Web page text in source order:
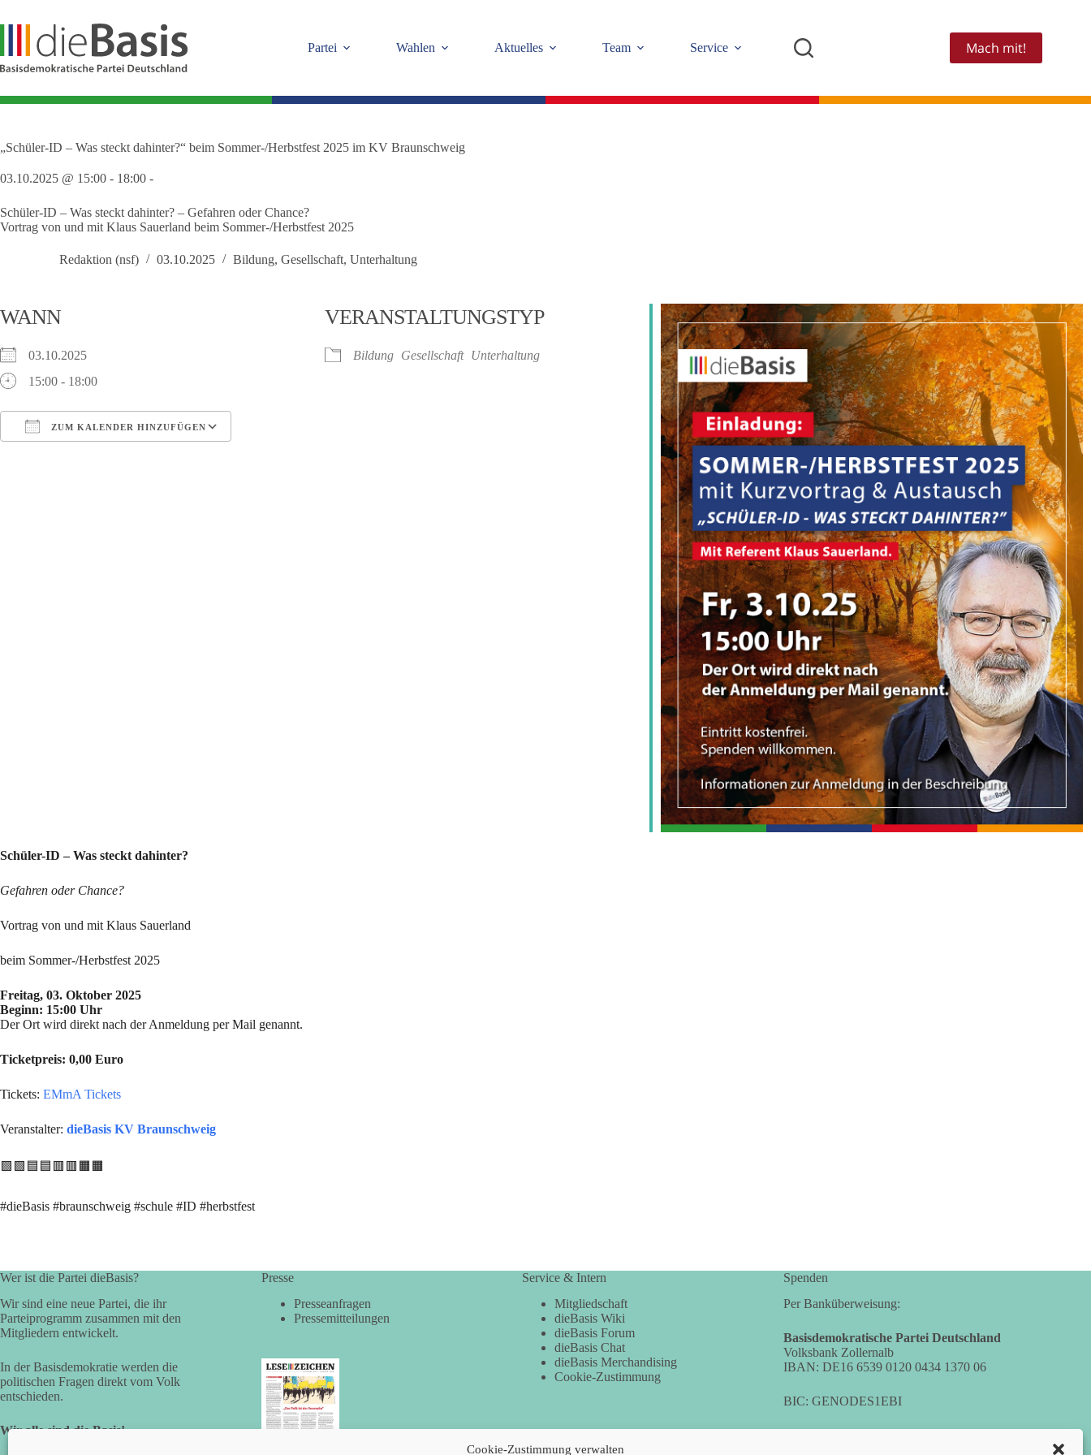
Cookie-Zustimmung verwalten
springen
Partei
Wahlen Aktuelles Team Service Mach mit!
„Schüler-ID – Was steckt dahinter?“ beim Sommer-/Herbstfest 2025 im KV Braunschweig
03.10.2025 @ 15:00 - 18:00 -
Schüler-ID – Was steckt dahinter? – Gefahren oder Chance?
Vortrag von und mit Klaus Sauerland beim Sommer-/Herbstfest 2025
Redaktion (nsf) 03.10.2025 Bildung, Gesellschaft, Unterhaltung
WANN
03.10.2025
15:00 - 18:00
ZUM KALENDER HINZUFÜGEN
Office 365 Outlook Live
VERANSTALTUNGSTYP
Bildung Gesellschaft Unterhaltung
Schüler-ID – Was steckt dahinter?
Gefahren oder Chance?
Vortrag von und mit Klaus Sauerland
beim Sommer-/Herbstfest 2025
Freitag, 03. Oktober 2025
Beginn: 15:00 Uhr
Der Ort wird direkt nach der Anmeldung per Mail genannt.
Ticketpreis: 0,00 Euro
Tickets: EMmA Tickets
Veranstalter: dieBasis KV Braunschweig
🟩🟩🟦🟦🟥🟥🟧🟧
#dieBasis #braunschweig #schule #ID #herbstfest
Wer ist die Partei dieBasis?
Wir sind eine neue Partei, die ihr
Parteiprogramm zusammen mit den
Mitgliedern entwickelt.
In der Basisdemokratie werden die
politischen Fragen direkt vom Volk
entschieden.
Wir alle sind die Basis!
Presse
Presseanfragen
Pressemitteilungen
Service & Intern
Mitgliedschaft
dieBasis Wiki
dieBasis Forum
dieBasis Chat
dieBasis Merchandising
Cookie-Zustimmung
Spenden
Per Banküberweisung:
Basisdemokratische Partei Deutschland
Volksbank Zollernalb
IBAN: DE16 6539 0120 0434 1370 06
BIC: GENODES1EBI